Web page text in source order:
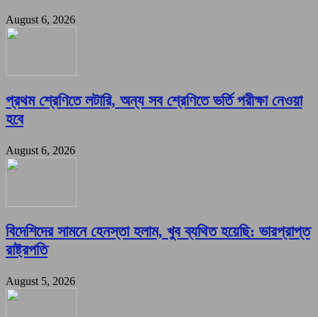
August 6, 2026
প্রথম শ্রেণিতে লটারি, অন্য সব শ্রেণিতে ভর্তি পরীক্ষা নেওয়া
হবে
August 6, 2026
বিদেশিদের সামনে হেনস্তা হলাম, খুব ব্যথিত হয়েছি: ভারপ্রাপ্ত
রাষ্ট্রপতি
August 5, 2026